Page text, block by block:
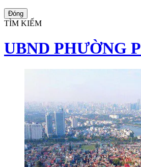
Đóng
TÌM KIẾM
UBND PHƯỜNG